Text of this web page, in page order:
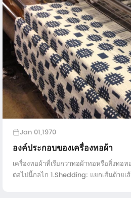
Jan 01,1970
องค์ประกอบของเครื่องทอผ้า
เครื่องทอผ้าที่เรียกว่าทอผ้าทอหรือสิ่งทอ
ต่อไปนี้กลไก 1.Shedding: แยกเส้นด้ายเ